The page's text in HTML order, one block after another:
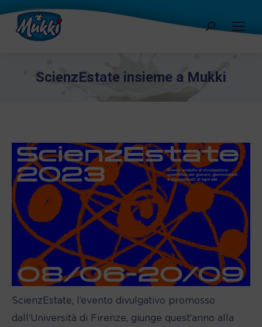
Cerca:
ScienzEstate insieme a Mukki
ScienzEstate, l’evento divulgativo promosso
dall’Università di Firenze, giunge quest’anno alla